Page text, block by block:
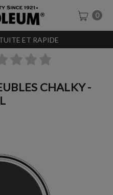
ET RAPIDE
0
CHALKY -